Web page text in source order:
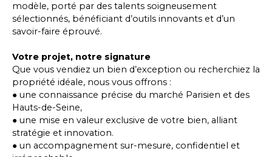
modèle, porté par des talents soigneusement
sélectionnés, bénéficiant d’outils innovants et d’un
savoir-faire éprouvé.
Votre projet, notre signature
Que vous vendiez un bien d’exception ou recherchiez la
propriété idéale, nous vous offrons :
● une connaissance précise du marché Parisien et des
Hauts-de-Seine,
● une mise en valeur exclusive de votre bien, alliant
stratégie et innovation.
● un accompagnement sur-mesure, confidentiel et